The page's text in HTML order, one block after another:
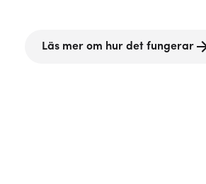
Läs mer om hur det fungerar